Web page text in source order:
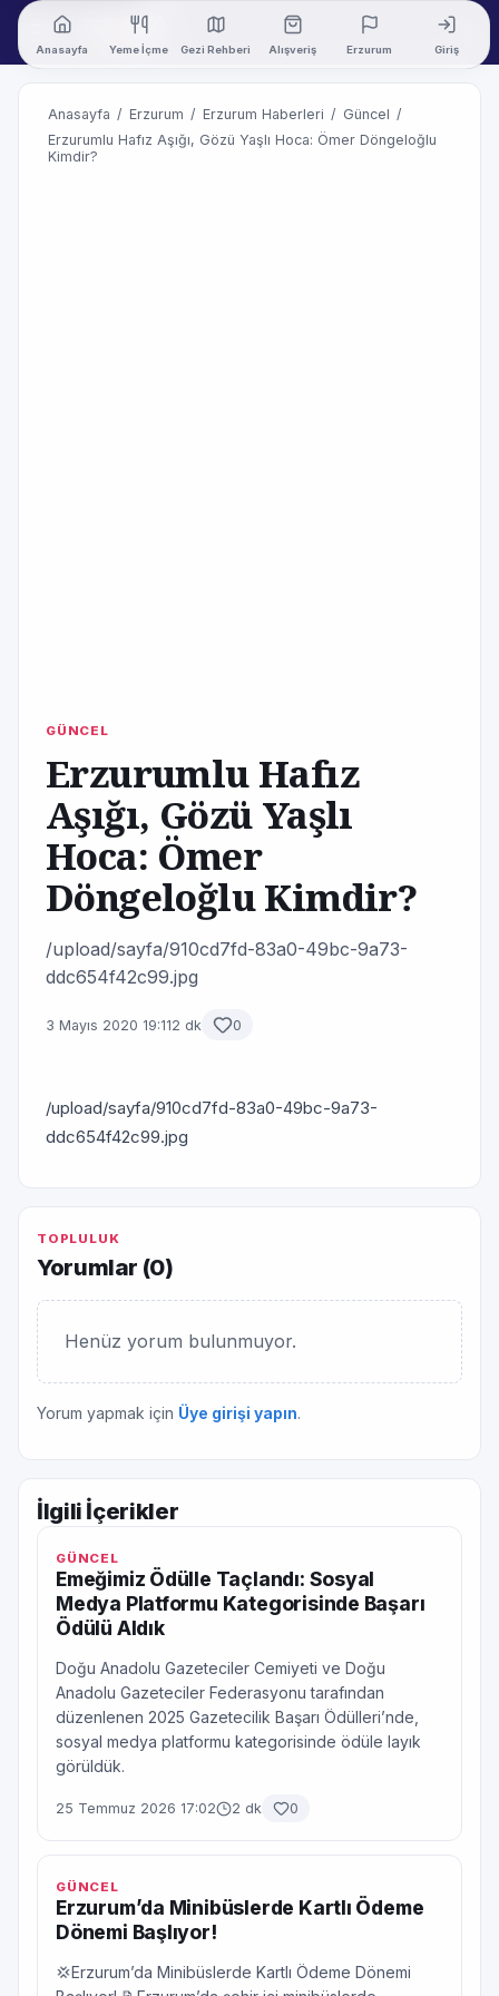
Anasayfa Yeme İçme Gezi Rehberi Alışveriş Erzurum Giriş
Anasayfa / Erzurum / Erzurum Haberleri / Güncel /
Erzurumlu Hafız Aşığı, Gözü Yaşlı Hoca: Ömer Döngeloğlu
Kimdir?
GÜNCEL
Erzurumlu Hafız
Aşığı, Gözü Yaşlı
Hoca: Ömer
Döngeloğlu Kimdir?
/upload/sayfa/910cd7fd-83a0-49bc-9a73-
ddc654f42c99.jpg
3 Mayıs 2020 19:112 dk 0
/upload/sayfa/910cd7fd-83a0-49bc-9a73-
ddc654f42c99.jpg
TOPLULUK
Yorumlar (0)
Henüz yorum bulunmuyor.
Yorum yapmak için Üye girişi yapın.
İlgili İçerikler
GÜNCEL
Emeğimiz Ödülle Taçlandı: Sosyal
Medya Platformu Kategorisinde Başarı
Ödülü Aldık
Doğu Anadolu Gazeteciler Cemiyeti ve Doğu
Anadolu Gazeteciler Federasyonu tarafından
düzenlenen 2025 Gazetecilik Başarı Ödülleri’nde,
sosyal medya platformu kategorisinde ödüle layık
görüldük.
25 Temmuz 2026 17:02 2 dk 0
GÜNCEL
Erzurum’da Minibüslerde Kartlı Ödeme
Dönemi Başlıyor!
💢Erzurum’da Minibüslerde Kartlı Ödeme Dönemi